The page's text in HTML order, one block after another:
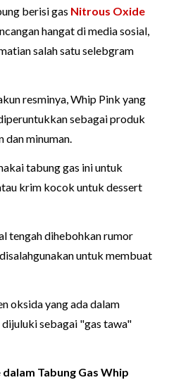
berisi gas Nitrous Oxide
hangat di media sosial,
salah satu selebgram
resminya, Whip Pink yang
sebagai produk
dan minuman.
tabung gas ini untuk
krim kocok untuk dessert
tengah dihebohkan rumor
untuk membuat
oksida yang ada dalam
sebagai "gas tawa"
Tabung Gas Whip